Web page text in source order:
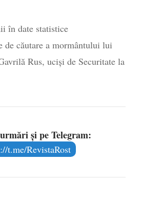
în date statistice
de căutare a mormântului lui
Rus, uciși de Securitate la
și pe Telegram:
t.me/RevistaRost